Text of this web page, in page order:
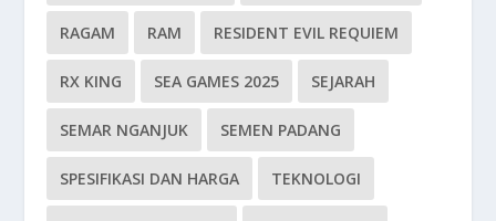
RAGAM RAM RESIDENT EVIL REQUIEM
RX KING SEA GAMES 2025 SEJARAH
SEMAR NGANJUK SEMEN PADANG
SPESIFIKASI DAN HARGA TEKNOLOGI